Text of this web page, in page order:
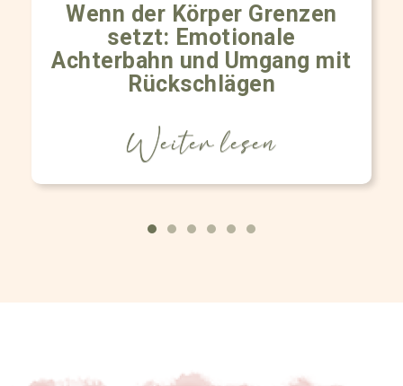
Wenn der Körper Grenzen
setzt: Emotionale
Achterbahn und Umgang mit
Rückschlägen
Weiter lesen